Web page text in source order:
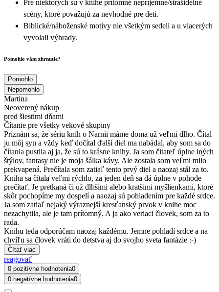
Pre niektorých sú v knihe prítomné nepríjemné/strašidelné
scény, ktoré považujú za nevhodné pre deti.
Biblické/náboženské motívy nie všetkým sedeli a u viacerých
vyvolali výhrady.
Pomohlo vám zhrnutie?
Pomohlo
Nepomohlo
Martina
Neoverený nákup
pred šiestimi dňami
Čítanie pre všetky vekové skupiny
Priznám sa, že sériu kníh o Narnii máme doma už veľmi dlho. Čítal
ju môj syn a vždy keď dočítal ďalší diel ma nabádal, aby som sa do
čítania pustila aj ja, že sú to krásne knihy. Ja som čitateľ úplne iných
štýlov, fantasy nie je moja šálka kávy. Ale zostala som veľmi milo
prekvapená. Prečítala som zatiaľ tento prvý diel a naozaj stál za to.
Kniha sa čítala veľmi rýchlo, za jeden deň sa dá úplne v pohode
prečítať. Je pretkaná či už dlhšími alebo kratšími myšlienkami, ktoré
skôr pochopíme my dospelí a naozaj sú pohladením pre každé srdce.
Ja som zatiaľ nejaký výraznejší kresťanský prvok v knihe moc
nezachytila, ale je tam prítomný. A ja ako veriaci človek, som za to
rada.
Knihu teda odporúčam naozaj každému. Jemne pohladí srdce a na
chvíľu sa človek vráti do detstva aj do svojho sveta fantázie :-)
Čítať viac
reagovať
0 pozitívne hodnotenia0
0 negatívne hodnotenia0